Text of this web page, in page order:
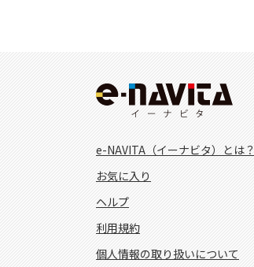
e-NAVITA（イーナビタ）とは？
お気に入り
ヘルプ
利用規約
個人情報の取り扱いについて